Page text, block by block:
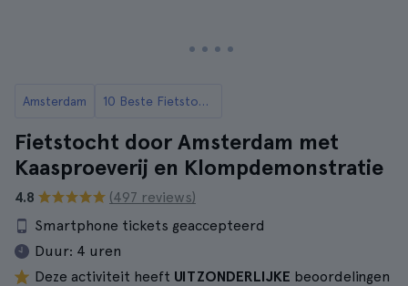
Amsterdam 10 Beste Fietstours in Amsterdam
Fietstocht door Amsterdam met
Kaasproeverij en Klompdemonstratie
4.8
(497 reviews)
Smartphone tickets geaccepteerd
Duur: 4 uren
Deze activiteit heeft UITZONDERLIJKE beoordelingen